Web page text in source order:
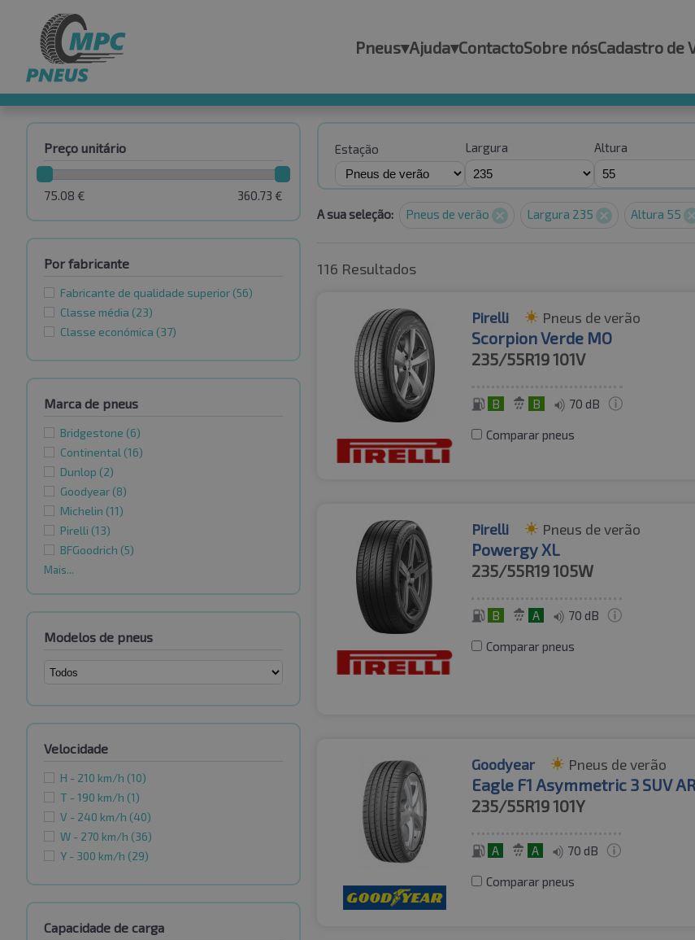
Pneus▾Ajuda▾ContactoSobre nósCadastro de
Preço unitário
360.73 €
75.08 €
Por fabricante
Fabricante de qualidade superior (56)
Classe média (23)
Classe económica (37)
Marca de pneus
Bridgestone (6)
Continental (16)
Dunlop (2)
Goodyear (8)
Michelin (11)
Pirelli (13)
BFGoodrich (5)
Mais...
Modelos de pneus
Velocidade
H - 210 km/h (10)
T - 190 km/h (1)
V - 240 km/h (40)
W - 270 km/h (36)
Y - 300 km/h (29)
Capacidade de carga
Estação Largura Altura
A sua seleção: Pneus de verão Largura 235 Altura 55
116 Resultados
Pirelli Pneus de verão
Scorpion Verde MO
235/55R19101V
B B 70 dB
Comparar pneus
Pirelli Pneus de verão
Powergy XL
235/55R19105W
B A 70 dB
Comparar pneus
Goodyear Pneus de verão
Eagle F1 Asymmetric 3 SUV
235/55R19101Y
A A 70 dB
Comparar pneus